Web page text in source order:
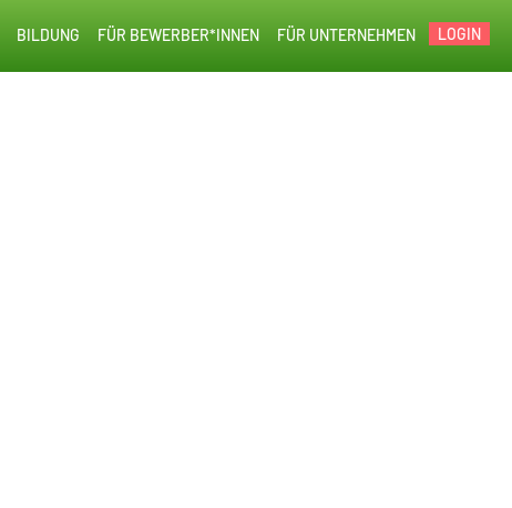
LOGIN
FÜR UNTERNEHMEN
FÜR BEWERBER*INNEN
BILDUNG